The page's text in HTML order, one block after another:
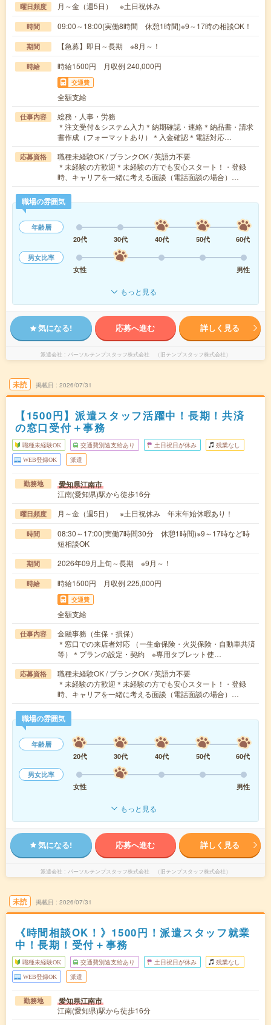
曜日頻度 月～金（週5日） ※土日祝休み
時間 09:00～18:00(実働8時間 休憩1時間)※9～17時の相談OK！
期間 【急募】即日～長期 ※8月～！
時給 時給1500円 月収例 240,000円
交通費
全額支給
仕事内容
総務・人事・労務
＊注文受付＆システム入力＊納期確認・連絡＊納品書・請求
書作成（フォーマットあり）＊入金確認＊電話対応…
応募資格
職種未経験OK / ブランクOK / 英語力不要
＊未経験の方歓迎＊未経験の方でも安心スタート！・登録
時、キャリアを一緒に考える面談（電話面談の場合）…
職場の雰囲気
年齢層
20代
30代 40代 50代
60代
男女比率
女性
男性
もっと見る
気になる! 応募へ進む 詳しく見る
派遣会社 パーソルテンプスタッフ株式会社 （旧テンプスタッフ株式会社）
未読 掲載日 2026/07/31
【1500円】派遣スタッフ活躍中！長期！共済
の窓口受付＋事務
職種未経験OK 交通費別途支給あり 土日祝日が休み 残業なし
WEB登録OK 派遣
勤務地 愛知県江南市
江南(愛知県)駅から徒歩16分
曜日頻度 月～金（週5日） ※土日祝休み 年末年始休暇あり！
時間
08:30～17:00(実働7時間30分 休憩1時間)※9～17時など時
短相談OK
期間 2026年09月上旬～長期 ※9月～！
時給 時給1500円 月収例 225,000円
交通費
全額支給
仕事内容
金融事務（生保・損保）
＊窓口での来店者対応 （ー生命保険・火災保険・自動車共済
等）＊プランの設定・契約 ※専用タブレット使…
応募資格
職種未経験OK / ブランクOK / 英語力不要
＊未経験の方歓迎＊未経験の方でも安心スタート！・登録
時、キャリアを一緒に考える面談（電話面談の場合）…
職場の雰囲気
年齢層
20代
30代 40代 50代
60代
男女比率
女性
男性
もっと見る
気になる! 応募へ進む 詳しく見る
派遣会社 パーソルテンプスタッフ株式会社 （旧テンプスタッフ株式会社）
未読 掲載日 2026/07/31
《時間相談OK！》1500円！派遣スタッフ就業
中！長期！受付＋事務
職種未経験OK 交通費別途支給あり 土日祝日が休み 残業なし
WEB登録OK 派遣
勤務地 愛知県江南市
江南(愛知県)駅から徒歩16分